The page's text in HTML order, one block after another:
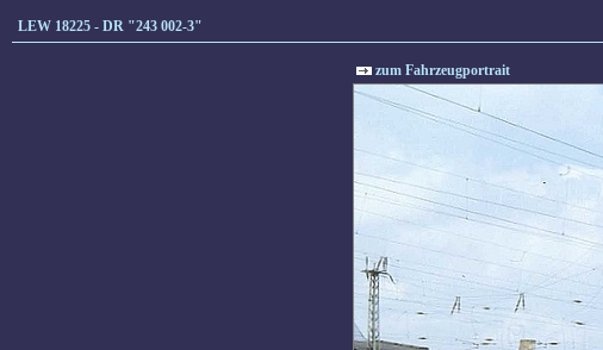
LEW 18225 - DR "243 002-3"
zum Fahrzeugportrait